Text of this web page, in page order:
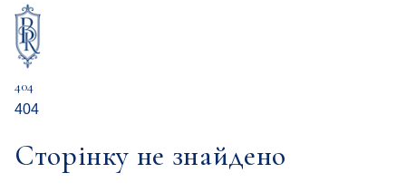
404
404
Сторінку не знайдено